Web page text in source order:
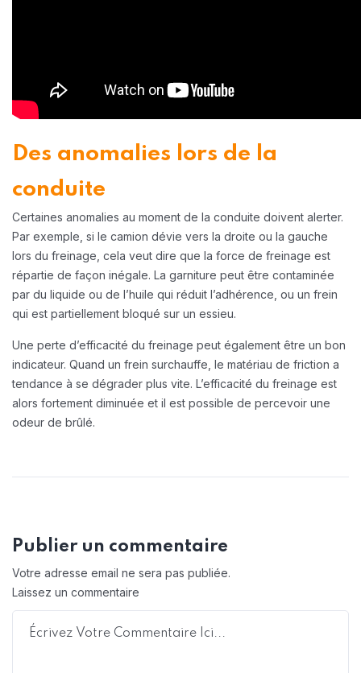
Des anomalies lors de la
conduite
Certaines anomalies au moment de la conduite doivent alerter.
Par exemple, si le camion dévie vers la droite ou la gauche
lors du freinage, cela veut dire que la force de freinage est
répartie de façon inégale. La garniture peut être contaminée
par du liquide ou de l’huile qui réduit l’adhérence, ou un frein
qui est partiellement bloqué sur un essieu.
Une perte d’efficacité du freinage peut également être un bon
indicateur. Quand un frein surchauffe, le matériau de friction a
tendance à se dégrader plus vite. L’efficacité du freinage est
alors fortement diminuée et il est possible de percevoir une
odeur de brûlé.
Publier un commentaire
Votre adresse email ne sera pas publiée.
Laissez un commentaire